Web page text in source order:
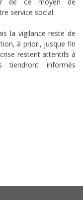
service social.
la vigilance reste de
à priori, jusque fin
restent attentifs à
informés